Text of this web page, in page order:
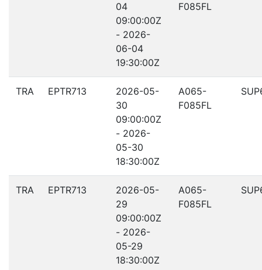
04
09:00:00Z
- 2026-
06-04
19:30:00Z
F085FL
TRA EPTR713
2026-05-
30
09:00:00Z
- 2026-
05-30
18:30:00Z
A065-
F085FL
TRA EPTR713
2026-05-
29
09:00:00Z
- 2026-
05-29
18:30:00Z
A065-
F085FL